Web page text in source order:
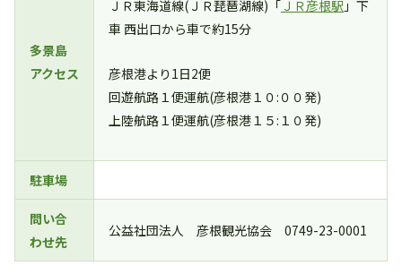
多景島
アクセス
ＪＲ東海道線(ＪＲ琵琶湖線)「 ＪＲ彦根駅 」下
車 西出口から車で約15分
彦根港より1日2便
回遊航路１便運航(彦根港１０:００発)
上陸航路１便運航(彦根港１５:１０発)
駐車場
問い合
わせ先
公益社団法人 彦根観光協会 0749-23-0001